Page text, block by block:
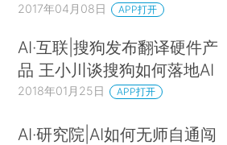
2017年04月08日 APP打开
AI·互联|搜狗发布翻译硬件产
品 王小川谈搜狗如何落地AI
2018年01月25日 APP打开
AI·研究院|AI如何无师自通闯